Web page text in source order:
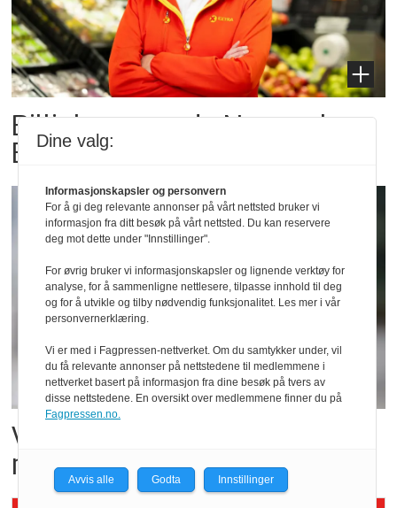
Billigbonanza da Norge slo
Elfenbenkysten
Vil vokse i brusmarkedet
med Dr Pepper
Dine valg:
Informasjonskapsler og personvern
For å gi deg relevante annonser på vårt nettsted bruker vi
informasjon fra ditt besøk på vårt nettsted. Du kan reservere
deg mot dette under "Innstillinger".
For øvrig bruker vi informasjonskapsler og lignende verktøy for
analyse, for å sammenligne nettlesere, tilpasse innhold til deg
og for å utvikle og tilby nødvendig funksjonalitet. Les mer i vår
personvernerklæring.
Vi er med i Fagpressen-nettverket. Om du samtykker under, vil
du få relevante annonser på nettstedene til medlemmene i
nettverket basert på informasjon fra dine besøk på tvers av
disse nettstedene. En oversikt over medlemmene finner du på
Fagpressen.no.
Avvis alle Godta Innstillinger